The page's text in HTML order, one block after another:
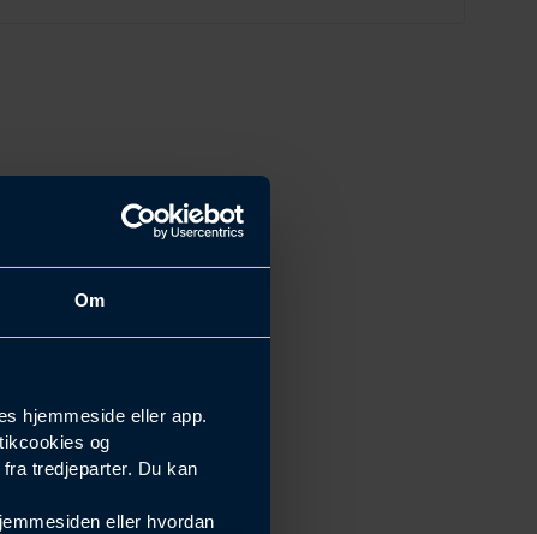
Om
hjemmeside eller app.
og
tredjeparter. Du kan
eller hvordan